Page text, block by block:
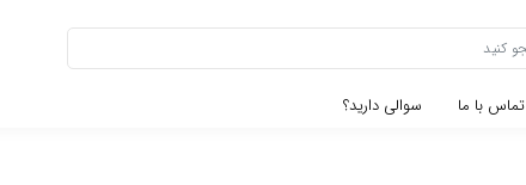
تماس با ما سوالی دارید؟